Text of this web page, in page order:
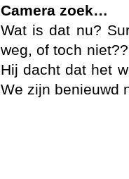
Camera zoek…
Wat is dat nu?
weg, of toch
Hij dacht dat het
We zijn benieuwd